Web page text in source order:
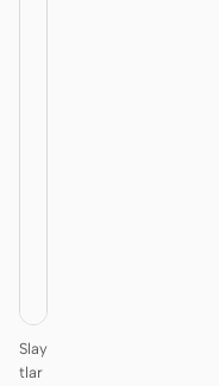
Slay
tlar